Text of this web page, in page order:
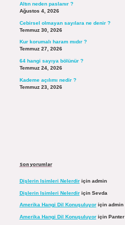
Altın neden paslanır ?
Ağustos 4, 2026
Cebirsel olmayan sayılara ne denir ?
Temmuz 30, 2026
Kur korumalı haram mıdır ?
Temmuz 27, 2026
64 hangi sayıya bölünür ?
Temmuz 24, 2026
Kademe açılımı nedir ?
Temmuz 23, 2026
Son yorumlar
Dişlerin Isimleri Nelerdiriçin admin
Dişlerin Isimleri Nelerdiriçin Sevda
Amerika Hangi Dil Konuşuluyoriçin admin
Amerika Hangi Dil Konuşuluyoriçin Panter